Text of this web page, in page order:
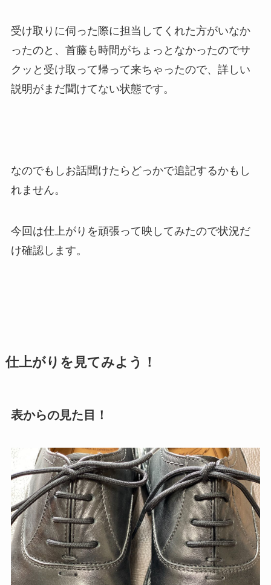
受け取りに伺った際に担当してくれた方がいなか
ったのと、首藤も時間がちょっとなかったのでサ
クッと受け取って帰って来ちゃったので、詳しい
説明がまだ聞けてない状態です。
なのでもしお話聞けたらどっかで追記するかもし
れません。
今回は仕上がりを頑張って映してみたので状況だ
け確認します。
仕上がりを見てみよう！
表からの見た目！